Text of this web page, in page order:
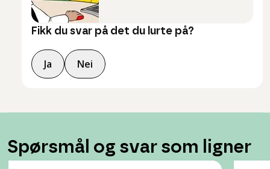
Fikk du svar på det du lurte på?
Ja Nei
Spørsmål og svar som ligner